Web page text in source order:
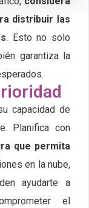
distribuir las
. Esto no solo
garantiza la
capacidad de
Planifica con
que permita
en la nube,
ayudarte a
el